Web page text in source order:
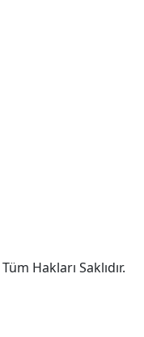
Tüm Hakları Saklıdır.